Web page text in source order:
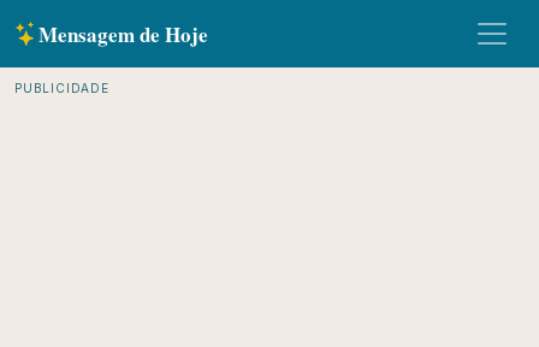
Mensagem de Hoje
PUBLICIDADE